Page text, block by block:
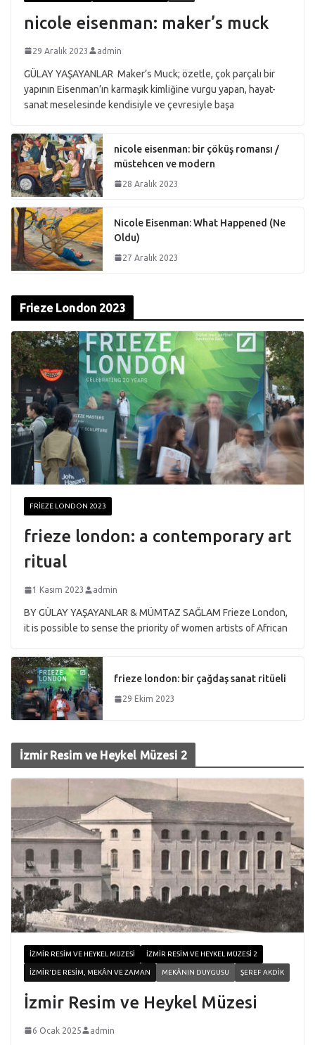
nicole eisenman: maker’s muck
29 Aralık 2023 admin
GÜLAY YAŞAYANLAR Maker’s Muck; özetle, çok parçalı bir
yapının Eisenman’ın karmaşık kimliğine vurgu yapan, hayat-
sanat meselesinde kendisiyle ve çevresiyle başa
nicole eisenman: bir çöküş romansı /
müstehcen ve modern
28 Aralık 2023
Nicole Eisenman: What Happened (Ne
Oldu)
27 Aralık 2023
Frieze London 2023
FRIEZE LONDON 2023
frieze london: a contemporary art
ritual
1 Kasım 2023 admin
BY GÜLAY YAŞAYANLAR & MÜMTAZ SAĞLAM Frieze London,
it is possible to sense the priority of women artists of African
frieze london: bir çağdaş sanat ritüeli
29 Ekim 2023
İzmir Resim ve Heykel Müzesi 2
İZMIR RESIM VE HEYKEL MÜZESI İZMIR RESIM VE HEYKEL MÜZESI 2
İZMIR'DE RESIM, MEKÂN VE ZAMAN MEKÂNIN DUYGUSU ŞEREF AKDIK
İzmir Resim ve Heykel Müzesi
6 Ocak 2025 admin